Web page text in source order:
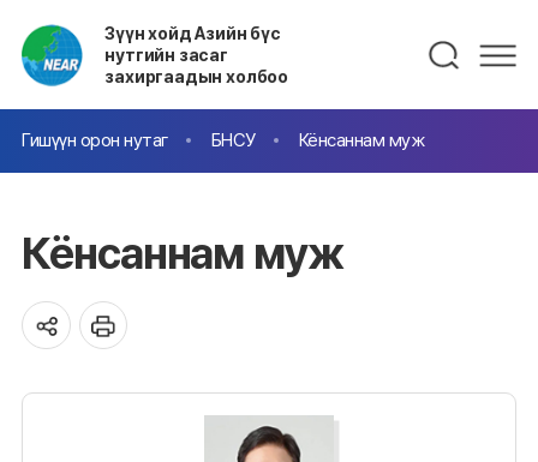
Зүүн хойд Азийн бүс
нутгийн засаг
захиргаадын холбоо
Гишүүн орон нутаг БНСУ Кёнсаннам муж
Кёнсаннам муж